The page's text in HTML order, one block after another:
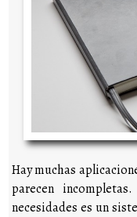
Hay muchas
parecen
necesidades es un